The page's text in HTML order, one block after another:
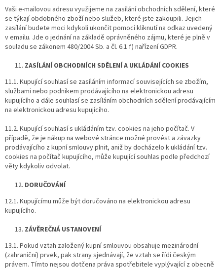
Vaši e-mailovou adresu využijeme na zasílání obchodních sdělení, které
se týkají obdobného zboží nebo služeb, které jste zakoupili. Jejich
zasílání budete moci kdykoli ukončit pomocí kliknutí na odkaz uvedený
v emailu. Jde o jednání na základě oprávněného zájmu, které je plně v
souladu se zákonem 480/2004 Sb. a čl. 6.1 f) nařízení GDPR.
ZASÍLÁNÍ OBCHODNÍCH SDĚLENÍ A UKLÁDÁNÍ COOKIES
11.1. Kupující souhlasí se zasíláním informací souvisejících se zbožím,
službami nebo podnikem prodávajícího na elektronickou adresu
kupujícího a dále souhlasí se zasíláním obchodních sdělení prodávajícím
na elektronickou adresu kupujícího.
11.2. Kupující souhlasí s ukládáním tzv. cookies na jeho počítač. V
případě, že je nákup na webové stránce možné provést a závazky
prodávajícího z kupní smlouvy plnit, aniž by docházelo k ukládání tzv.
cookies na počítač kupujícího, může kupující souhlas podle předchozí
věty kdykoliv odvolat.
DORUČOVÁNÍ
12.1. Kupujícímu může být doručováno na elektronickou adresu
kupujícího.
ZÁVĚREČNÁ USTANOVENÍ
13.1. Pokud vztah založený kupní smlouvou obsahuje mezinárodní
(zahraniční) prvek, pak strany sjednávají, že vztah se řídí českým
právem. Tímto nejsou dotčena práva spotřebitele vyplývající z obecně